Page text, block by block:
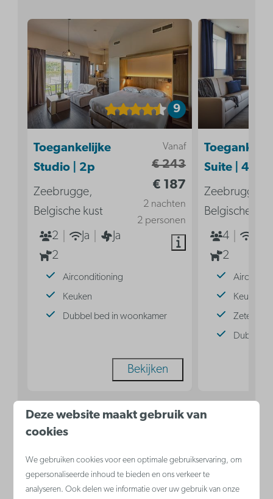
9
Vanaf
€ 243
€ 187
2 nachten
2 personen
Toegankelijke
Studio | 2p
Zeebrugge,
Belgische kust
2
Ja
Ja
2
Airconditioning
Keuken
Dubbel bed in woonkamer
Bekijken
Suite | 4p
Zeebrugge,
Belgische
4
2
Keuken
Zetelbed
Dubbel
België - Belgische kust
Deze website maakt gebruik van
cookies
We gebruiken cookies voor een optimale gebruikservaring, om
gepersonaliseerde inhoud te bieden en ons verkeer te
analyseren. Ook delen we informatie over uw gebruik van onze